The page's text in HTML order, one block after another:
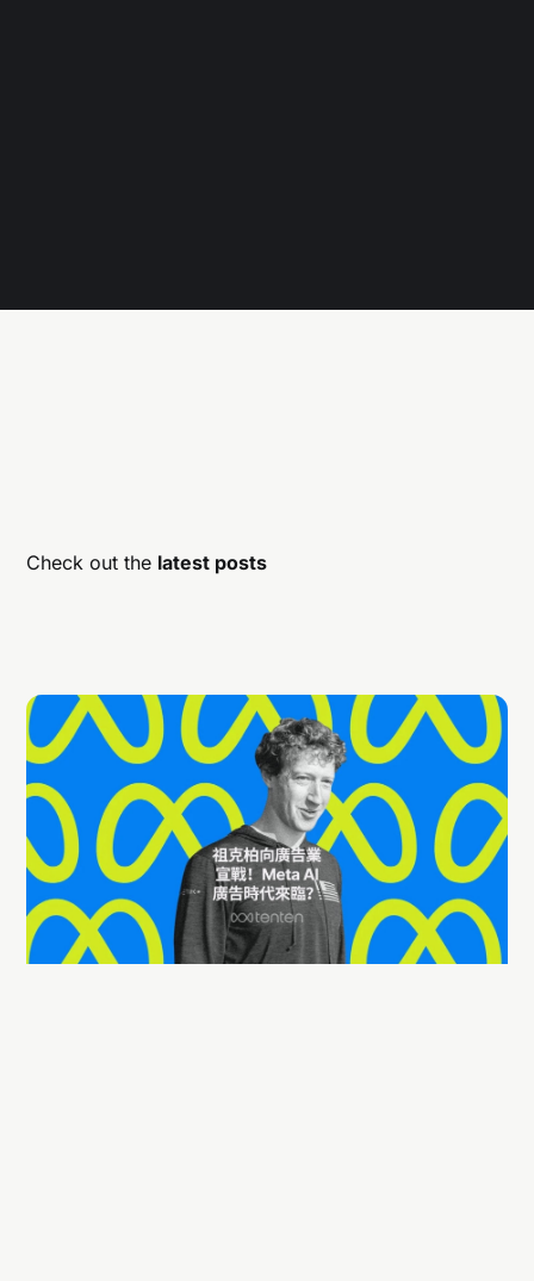
Check out the latest posts